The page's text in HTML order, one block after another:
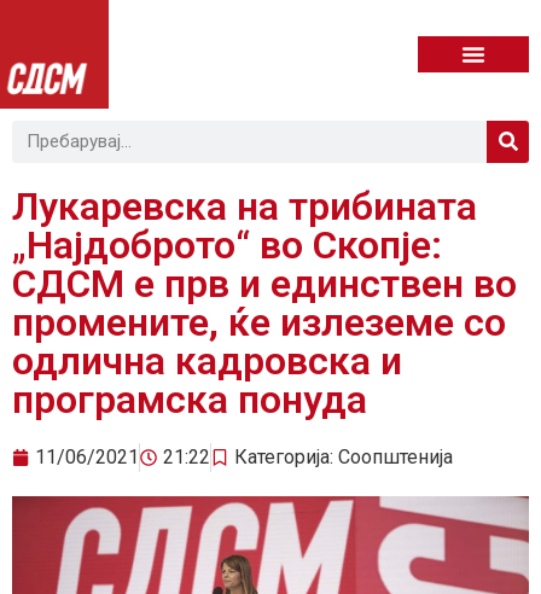
Лукаревска на трибината
„Најдоброто“ во Скопје:
СДСМ е прв и единствен во
промените, ќе излеземе со
одлична кадровска и
програмска понуда
11/06/2021 21:22 Категорија: Соопштенија